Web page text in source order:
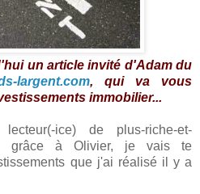
un article invité d'Adam du
largent.com, qui va vous
immobilier...
ice) de plus-riche-et-
grâce à Olivier, je vais te
que j'ai réalisé il y a